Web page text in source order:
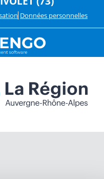
Données personnelles